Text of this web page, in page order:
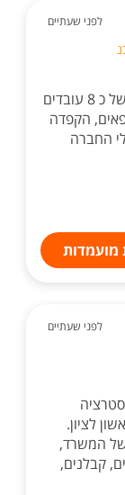
לפני שעתיים
ניהול כלל הפעילות של הסניף, ניהול צוות של כ 8 עובדים
הקפדה
החברה
לפני שעתיים
לציון.
של המשרד,
קבלנים,